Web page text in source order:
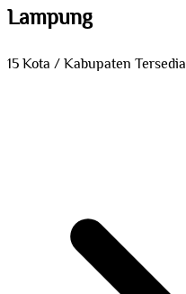
Lampung
15 Kota / Kabupaten Tersedia